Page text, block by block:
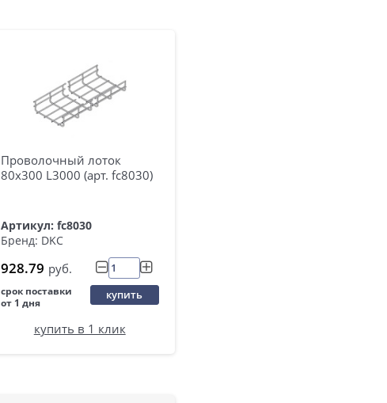
Проволочный лоток
80х300 L3000 (арт. fc8030)
Артикул: fc8030
Бренд: DKC
928.79 руб.
срок поставки
от 1 дня
купить
купить в 1 клик